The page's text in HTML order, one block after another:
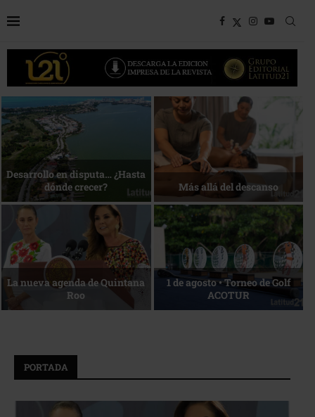
Bottega, un viaje servido a la
mesa
Energía que Impulsa la
competitividad
Reconocimiento de viajeros La esencia del servicio
PORTADA